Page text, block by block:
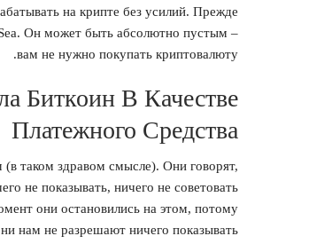
на крипте без усилий. Прежде
Он может быть абсолютно пустым –
вам не нужно покупать криптовалюту.
Биткоин В Качестве
Платежного Средства
таком здравом смысле). Они говорят,
не показывать, ничего не советовать
они остановились на этом, потому
нам не разрешают ничего показывать.